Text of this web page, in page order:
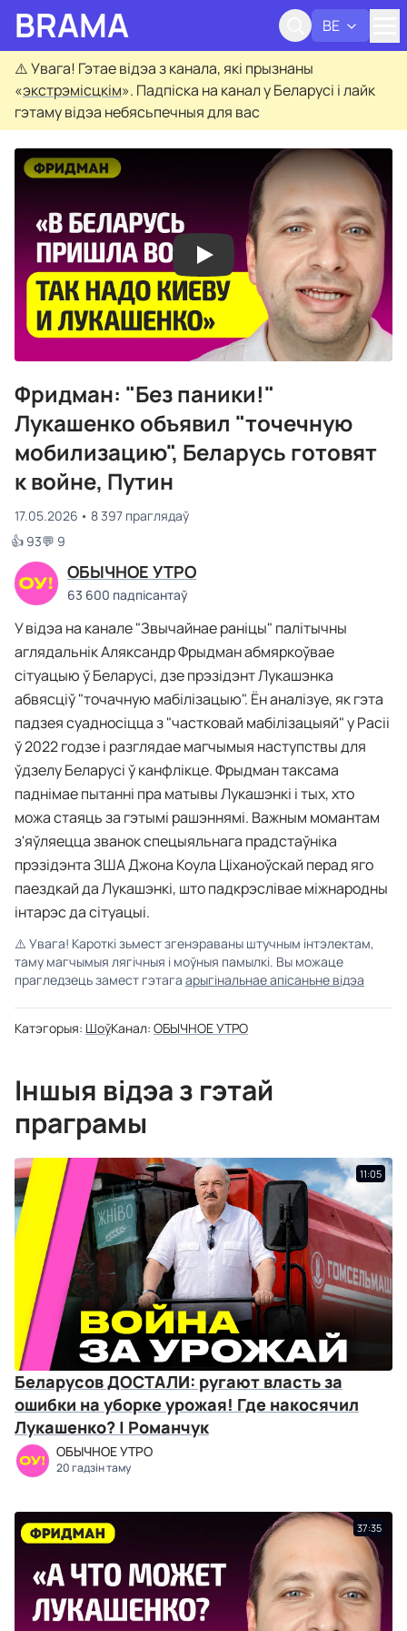
BRAMA BE
⚠️Увага! Гэтае відэа з канала, які прызнаны
«экстрэмісцкім». Падпіска на канал у Беларусі і лайк
гэтаму відэа небясьпечныя для вас
Фридман: "Без паники!"
Лукашенко объявил "точечную
мобилизацию", Беларусь готовят
к войне, Путин
17.05.2026
8 397 праглядаў
👍 93💬 9
ОБЫЧНОЕ УТРО
63 600 падпісантаў
У відэа на канале "Звычайнае раніцы" палітычны
аглядальнік Аляксандр Фрыдман абмяркоўвае
сітуацыю ў Беларусі, дзе прэзідэнт Лукашэнка
абвясціў "точачную мабілізацыю". Ён аналізуе, як гэта
падзея суадносіцца з "частковай мабілізацыяй" у Расіі
ў 2022 годзе і разглядае магчымыя наступствы для
ўдзелу Беларусі ў канфлікце. Фрыдман таксама
паднімае пытанні пра матывы Лукашэнкі і тых, хто
можа стаяць за гэтымі рашэннямі. Важным момантам
з'яўляецца званок спецыяльнага прадстаўніка
прэзідэнта ЗША Джона Коула Ціханоўскай перад яго
паездкай да Лукашэнкі, што падкрэслівае міжнародны
інтарэс да сітуацыі.
⚠️ Увага! Кароткі зьмест згенэраваны штучным інтэлектам,
таму магчымыя лягічныя і моўныя памылкі. Вы можаце
прагледзець замест гэтага арыгінальнае апісаньне відэа
Катэгорыя: ШоўКанал: ОБЫЧНОЕ УТРО
Іншыя відэа з гэтай
праграмы
11:05
Беларусов ДОСТАЛИ: ругают власть за
ошибки на уборке урожая! Где накосячил
Лукашенко? | Романчук
ОБЫЧНОЕ УТРО
20 гадзін таму
37:35